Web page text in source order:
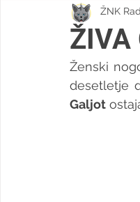
TIHA DRAŽBA
ŽIVA
ŽNK
Ženski
desetletje
Galjot